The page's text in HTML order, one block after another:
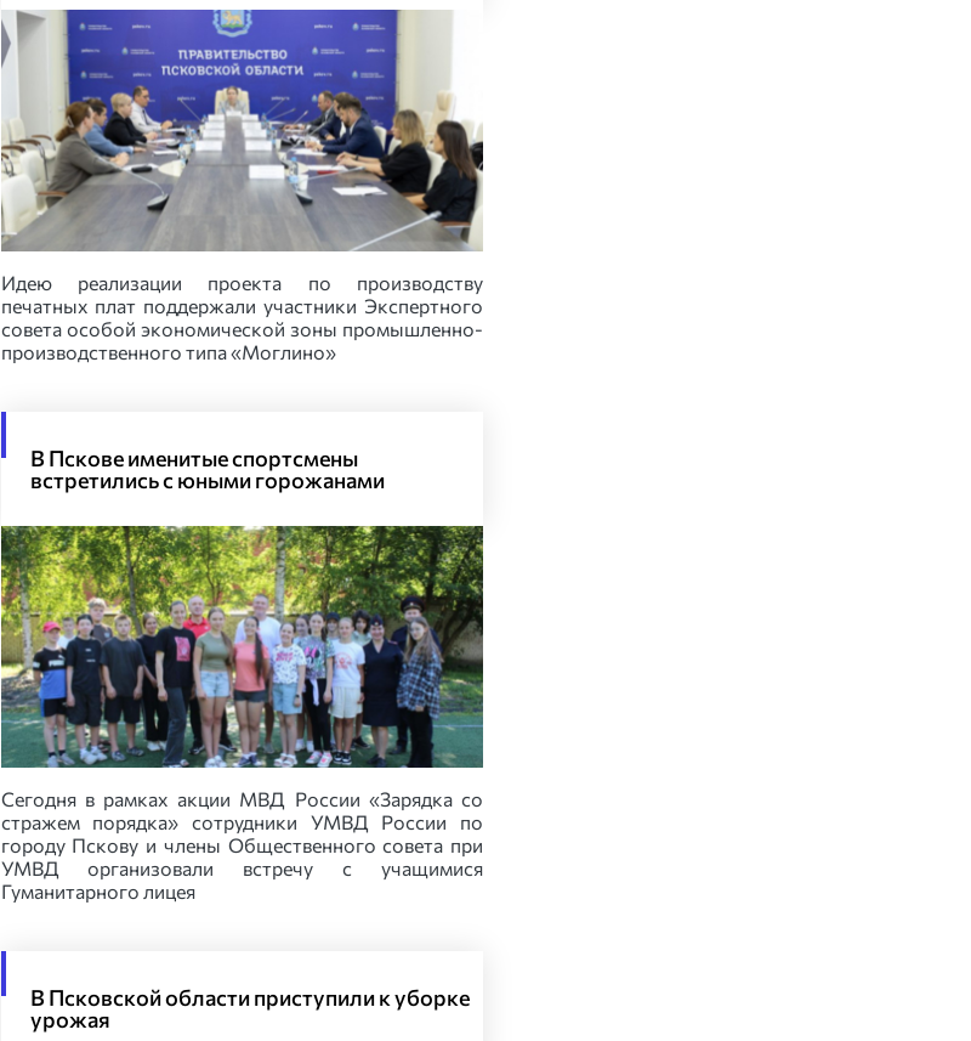
Идею реализации проекта по производству
печатных плат поддержали участники Экспертного
совета особой экономической зоны промышленно-
производственного типа «Моглино»
В Пскове именитые спортсмены
встретились с юными горожанами
Сегодня в рамках акции МВД России «Зарядка со
стражем порядка» сотрудники УМВД России по
городу Пскову и члены Общественного совета при
УМВД организовали встречу с учащимися
Гуманитарного лицея
В Псковской области приступили к уборке
урожая